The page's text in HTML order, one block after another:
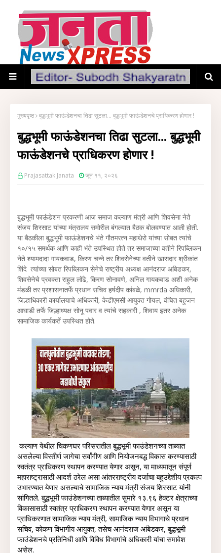
मुख्यपृष्ठ बुद्धभूमी फाऊंडेशनचा तिढा सुटला... बुद्धभूमी फाऊंडेशनचे प्राधिकरण होणार !
बुद्धभूमी फाऊंडेशनचा तिढा सुटला... बुद्धभूमी
फाऊंडेशनचे प्राधिकरण होणार !
Prajasattak Janata जून ११, २०२६
बुद्धभूमी फाऊंडेशन प्रकरणी आज समाज कल्याण मंत्री आणि शिवसेना नेते
संजय शिरसाट यांच्या मंत्रालय समोरील बंगल्यात बैठक बोलवण्यात आली होती.
या बैठकीला बुद्धभूमी फाऊंडेशनचे भंते गौतमरत्न महाथेरो यांच्या सोबत त्यांचे
१०/१५ समर्थक आणि काही भंते उपस्थित होते तर समाजाच्या वतीने रिपब्लिकन
नेते श्यामदादा गायकवाड, किरण चन्ने तर शिवसेनेच्या वतीने खासदार श्रीकांत
शिंदे त्यांच्या सोबत रिपब्लिकन सेनेचे राष्ट्रीय अध्यक्ष आनंदराज आंबेडकर,
शिवसेनेचे प्रवक्ता राहुल लोंढे, किरण सोनावणे, अनिल गायकवाड अशी अनेक
मंडळी तर प्रशासनातर्फे प्रधान सचिव हर्षदीप कांबळे, mmrda अधिकारी,
जिल्हाधिकारी कार्यालयाचे अधिकारी, केडीएमसी आयुक्त गोयल, वंचित बहुजन
आघाडी तर्फे जिल्हाध्यक्ष सोनू पवार व त्यांचे सहकारी , शिवाय इतर अनेक
सामाजिक कार्यकर्ते उपस्थित होते.
कल्याण येथील चिकणघर परिसरातील बुद्धभूमी फाउंडेशनच्या ताब्यात
असलेल्या विस्तीर्ण जागेचा सर्वांगीण आणि नियोजनबद्ध विकास करण्यासाठी
स्वतंत्र प्राधिकरण स्थापन करण्यात येणार असून, या माध्यमातून संपूर्ण
महाराष्ट्रासाठी आदर्श ठरेल असा आंतरराष्ट्रीय दर्जाचा बहुउद्देशीय प्रकल्प
उभारण्यात येणार असल्याचे सामाजिक न्याय मंत्री संजय शिरसाट यांनी
सांगितले. बुद्धभूमी फाउंडेशनच्या ताब्यातील सुमारे १३.९६ हेक्टर क्षेत्राच्या
विकासासाठी स्वतंत्र प्राधिकरण स्थापन करण्यात येणार असून या
प्राधिकरणात सामाजिक न्याय मंत्री, सामाजिक न्याय विभागाचे प्रधान
सचिव, कोकण विभागीय आयुक्त, तसेच आनंदराज आंबेडकर, बुद्धभूमी
फाउंडेशनचे प्रतिनिधी आणि विविध विभागांचे अधिकारी यांचा समावेश
असेल.